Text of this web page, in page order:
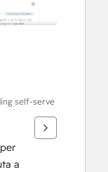
self-serve
a